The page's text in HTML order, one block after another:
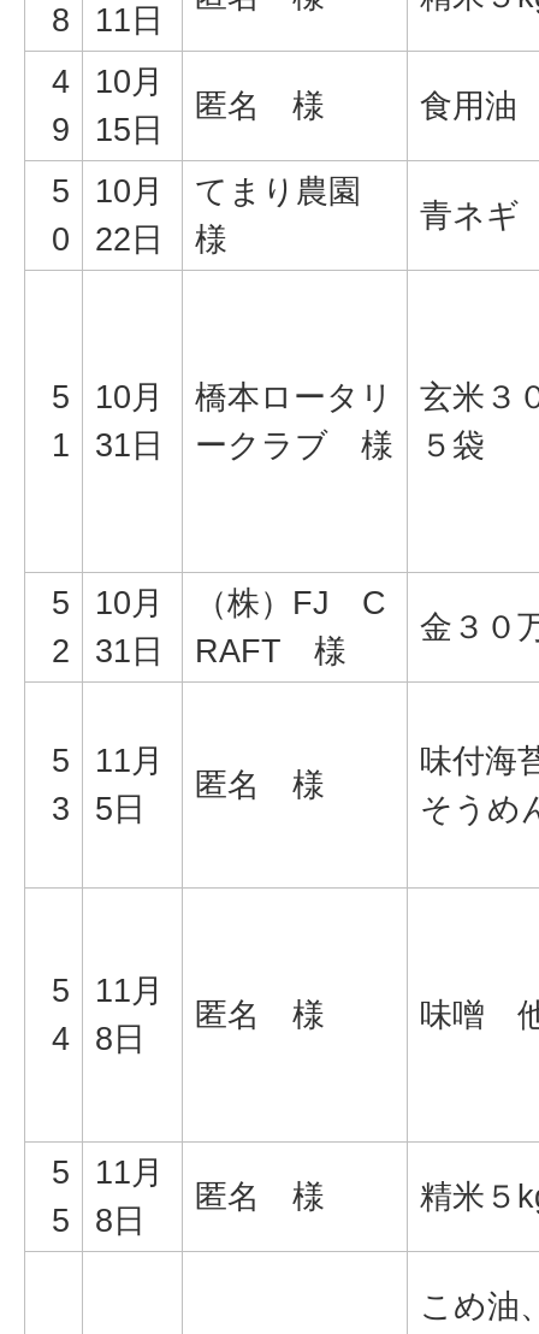
8 11日
4
9
10月
15日
匿名 様 食用油
5
0
10月
22日
てまり農園
様
青ネギ
5
1
10月
31日
橋本ロータリ
ークラブ 様
玄米３
５袋
5
2
10月
31日
（株）FJ C
RAFT 様
金３０
5
3
11月
5日
匿名 様
味付海
そうめ
5
4
11月
8日
匿名 様 味噌
5
5
11月
8日
匿名 様 精米５
こめ油